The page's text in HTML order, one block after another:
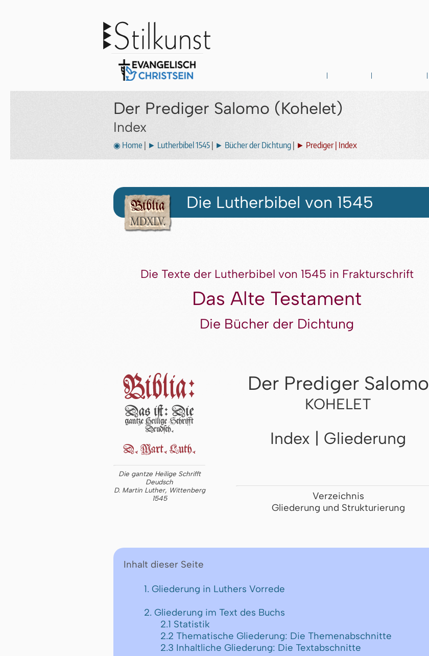
Der Prediger Salomo (Kohelet)
Index
◉ Home ► Lutherbibel 1545 ► Bücher der Dichtung ► Prediger | Index
Die Lutherbibel von 1545
Die Texte der Lutherbibel von 1545 in Frakturschrift
Das Alte Testament
Die Bücher der Dichtung
Die gantze Heilige Schrifft
Deudsch
D. Martin Luther, Wittenberg
1545
Der Prediger Salomo
KOHELET
Index | Gliederung
Verzeichnis
Gliederung und Strukturierung
Inhalt dieser Seite
1. Gliederung in Luthers Vorrede
2. Gliederung im Text des Buchs
2.1 Statistik
2.2 Thematische Gliederung: Die Themenabschnitte
2.3 Inhaltliche Gliederung: Die Textabschnitte